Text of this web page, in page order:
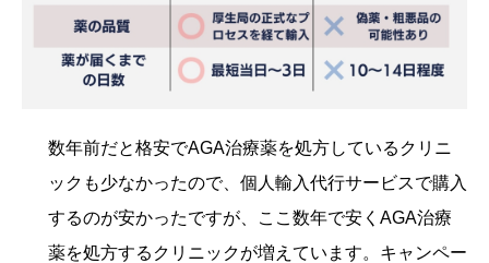
数年前だと格安でAGA治療薬を処方しているクリニ
ックも少なかったので、個人輸入代行サービスで購入
するのが安かったですが、ここ数年で安くAGA治療
薬を処方するクリニックが増えています。キャンペー